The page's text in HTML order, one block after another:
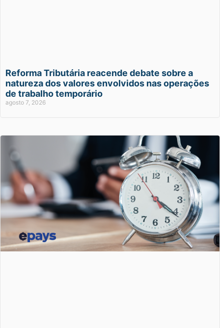
Reforma Tributária reacende debate sobre a
natureza dos valores envolvidos nas operações
de trabalho temporário
agosto 7, 2026